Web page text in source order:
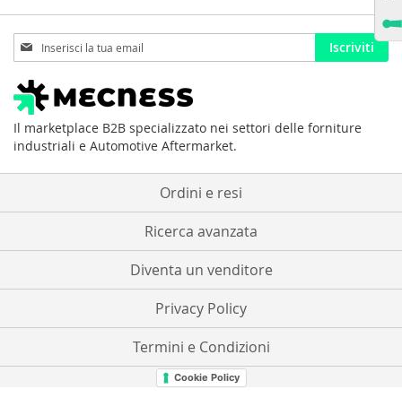
Iscriviti
alla
nostra
Newsletter:
Iscriviti
Il marketplace B2B specializzato nei settori delle forniture
industriali e Automotive Aftermarket.
Ordini e resi
Ricerca avanzata
Diventa un venditore
Privacy Policy
Termini e Condizioni
Cookie Policy